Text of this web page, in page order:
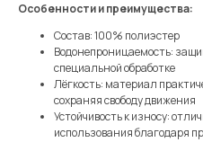
Особенности и преимущества:
Состав: 100% полиэстер
Водонепроницаемость:
специальной обработке
Лёгкость: материал
сохраняя свободу движения
Устойчивость к износу:
использования благодаря